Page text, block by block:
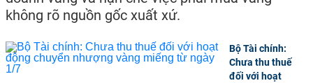
không rõ nguồn gốc xuất xứ.
Bộ Tài chính:
Chưa thu thuế
đối với hoạt